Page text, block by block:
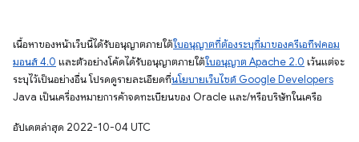
เนื้อหาของหน้าเว็บนี้ได้รับอนุญาตภายใต้ใบอนุญาตที่ต้องระบุที่มาของครีเอทีฟคอม
มอนส์ 4.0 และตัวอย่างโค้ดได้รับอนุญาตภายใต้ใบอนุญาต Apache 2.0 เว้นแต่จะ
ระบุไว้เป็นอย่างอื่น โปรดดูรายละเอียดที่นโยบายเว็บไซต์ Google Developers
Java เป็นเครื่องหมายการค้าจดทะเบียนของ Oracle และ/หรือบริษัทในเครือ
อัปเดตล่าสุด 2022-10-04 UTC